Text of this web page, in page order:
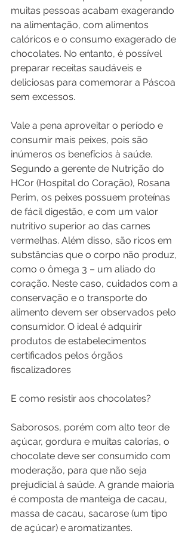
muitas pessoas acabam exagerando
na alimentação, com alimentos
calóricos e o consumo exagerado de
chocolates. No entanto, é possível
preparar receitas saudáveis e
deliciosas para comemorar a Páscoa
sem excessos.
Vale a pena aproveitar o período e
consumir mais peixes, pois são
inúmeros os benefícios à saúde.
Segundo a gerente de Nutrição do
HCor (Hospital do Coração), Rosana
Perim, os peixes possuem proteínas
de fácil digestão, e com um valor
nutritivo superior ao das carnes
vermelhas. Além disso, são ricos em
substâncias que o corpo não produz,
como o ômega 3 – um aliado do
coração. Neste caso, cuidados com a
conservação e o transporte do
alimento devem ser observados pelo
consumidor. O ideal é adquirir
produtos de estabelecimentos
certificados pelos órgãos
fiscalizadores
E como resistir aos chocolates?
Saborosos, porém com alto teor de
açúcar, gordura e muitas calorias, o
chocolate deve ser consumido com
moderação, para que não seja
prejudicial à saúde. A grande maioria
é composta de manteiga de cacau,
massa de cacau, sacarose (um tipo
de açúcar) e aromatizantes.